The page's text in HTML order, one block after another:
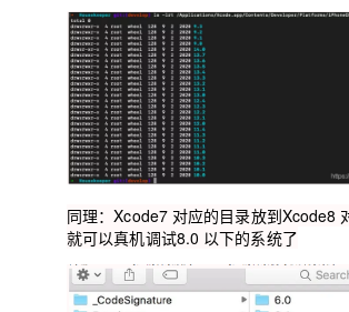
同理：Xcode7 对应的目录放到Xcode8
就可以真机调试8.0 以下的系统了